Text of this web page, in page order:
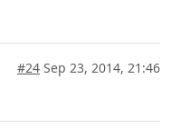
#24 Sep 23, 2014, 21:46